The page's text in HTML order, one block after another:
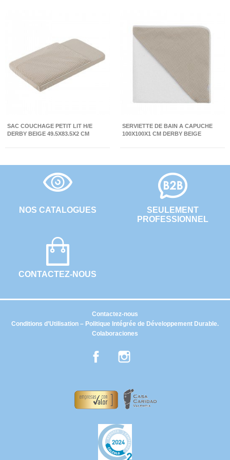
SAC COUCHAGE PETIT LIT H/E
DERBY BEIGE 49.5X83.5X2 CM
SERVIETTE DE BAIN A CAPUCHE
100X100X1 CM DERBY BEIGE
NOS CATALOGUES
CONTACTEZ-NOUS
SEULEMENT
PROFESSIONNEL
Conditions d’Utilisation – Politique Intégrée de Développement Durable.
Colaboraciones
Contactez-nous
Facebook